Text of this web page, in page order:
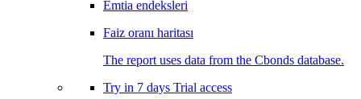
Emtia endeksleri
Faiz oranı haritası
The report uses data from the Cbonds database.
Try in 7 days Trial access